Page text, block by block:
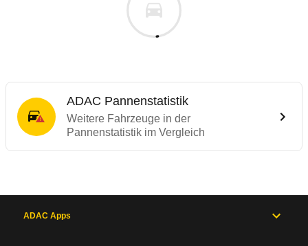
ADAC Pannenstatistik
Weitere Fahrzeuge in der
Pannenstatistik im Vergleich
ADAC Apps